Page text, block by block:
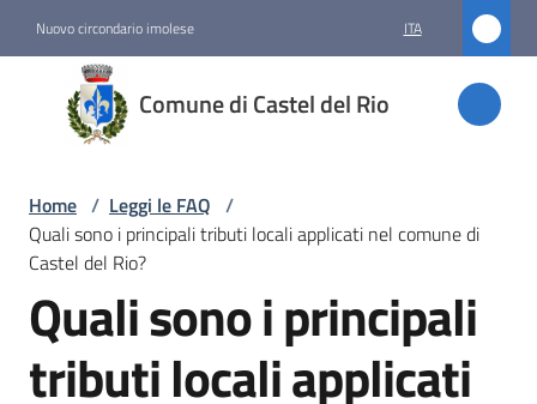
Nuovo circondario imolese ITA
Comune di Castel del Rio
Comune
di
Castel
Amministrazione
Novità
Home / Leggi le FAQ /
Quali sono i principali tributi locali applicati nel comune di
Castel del Rio?
Salta al contenuto
Quali sono i principali
tributi locali applicati